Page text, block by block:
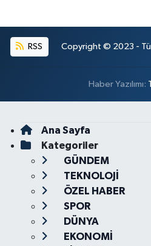
RSS Copyright © 2023 -
Haber Yazılımı:
Ana Sayfa
Kategoriler
GÜNDEM
TEKNOLOJİ
ÖZEL HABER
SPOR
DÜNYA
EKONOMİ